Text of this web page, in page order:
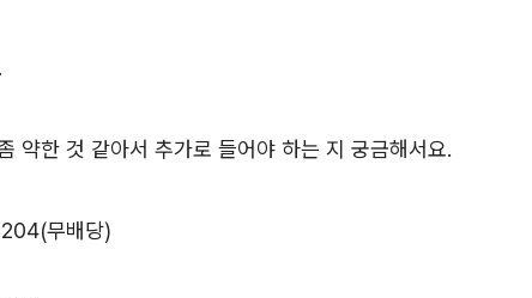
약한 것 같아서 추가로 들어야 하는 지 궁금해서요.
무배당)